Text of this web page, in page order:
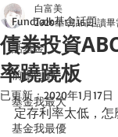
FundTalk基金話題
話基金
前瞻回顧
基金我最大
基金我最優
債券投資
率蹺蹺板
白富美
2020年1月16日 讀畢
已更新：2020年1月17日
定存利率太低，怎